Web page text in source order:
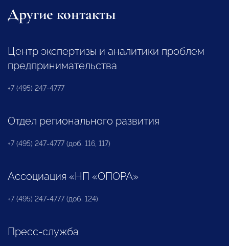
Другие контакты
Центр экспертизы и аналитики проблем
предпринимательства
+7 (495) 247-4777
Отдел регионального развития
+7 (495) 247-4777 (доб. 116, 117)
Ассоциация «НП «ОПОРА»
+7 (495) 247-4777 (доб. 124)
Пресс-служба